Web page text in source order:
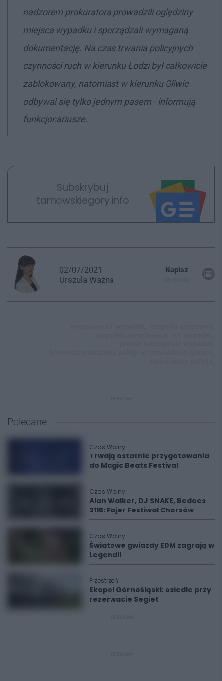
nadzorem prokuratora prowadzili oględziny
miejsca wypadku i sporządzali wymaganą
dokumentację. Na czas trwania policyjnych
czynności ruch w kierunku Łodzi był całkowicie
zablokowany, natomiast w kierunku Gliwic
odbywał się tylko jednym pasem - informują
funkcjonariusze.
Subskrybuj
tarnowskiegory.info
02/07/2021
Urszula Ważna
Napisz
Polecane
Czas Wolny
Trwają ostatnie przygotowania
do Magic Beats Festival
Czas Wolny
Alan Walker, DJ SNAKE, Bedoes
2115: Fajer Festiwal Chorzów
Czas Wolny
Światowe gwiazdy EDM zagrają w
Legendii
Przestrzeń
Ekopol Górnośląski: osiedle przy
rezerwacie Segiet